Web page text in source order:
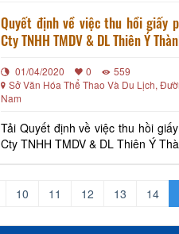
Quyết định về việc thu hồi giấy
Cty TNHH TMDV & DL Thiên Ý
01/04/2020 0
559
Sở Văn Hóa Thể Thao Và Du Lịch,
Nam
Tải Quyết định về việc thu hồi
Cty TNHH TMDV & DL Thiên Ý
10 11 12 13 14